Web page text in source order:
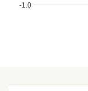
-1.0